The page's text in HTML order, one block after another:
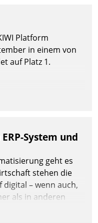
Platform
in einem von
auf Platz 1.
System und
geht es
stehen die
– wenn auch,
als in anderen